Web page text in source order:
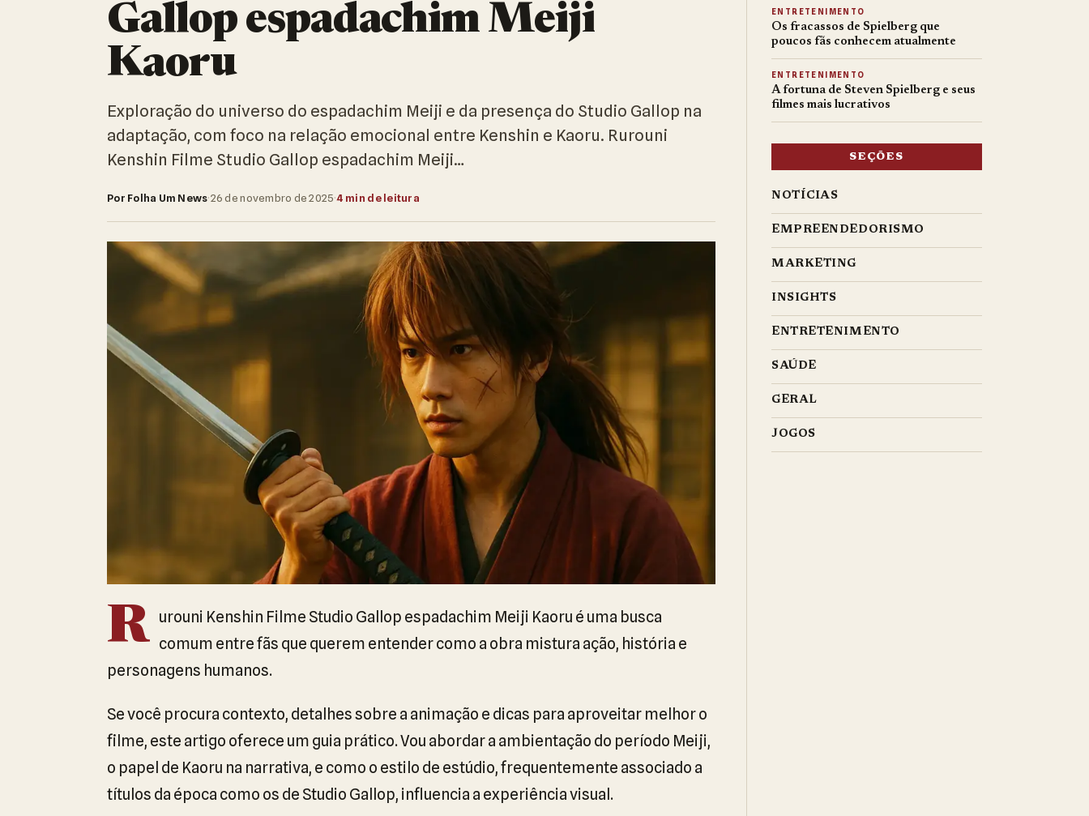
Gallop espadachim Meiji
Kaoru
Exploração do universo do espadachim Meiji e da presença do Studio Gallop na
adaptação, com foco na relação emocional entre Kenshin e Kaoru. Rurouni
Kenshin Filme Studio Gallop espadachim Meiji…
Por Folha Um News·26 de novembro de 2025·4 min de leitura
R urouni Kenshin Filme Studio Gallop espadachim Meiji Kaoru é uma busca
comum entre fãs que querem entender como a obra mistura ação, história e
personagens humanos.
Se você procura contexto, detalhes sobre a animação e dicas para aproveitar melhor o
filme, este artigo oferece um guia prático. Vou abordar a ambientação do período Meiji,
o papel de Kaoru na narrativa, e como o estilo de estúdio, frequentemente associado a
títulos da época como os de Studio Gallop, influencia a experiência visual.
ENTRETENIMENTO
Os fracassos de Spielberg que
poucos fãs conhecem atualmente
ENTRETENIMENTO
A fortuna de Steven Spielberg e seus
filmes mais lucrativos
SEÇÕES
NOTÍCIAS
EMPREENDEDORISMO
MARKETING
INSIGHTS
ENTRETENIMENTO
SAÚDE
GERAL
JOGOS